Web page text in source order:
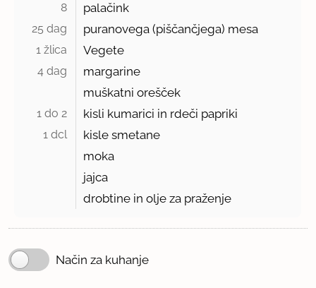
8 palačink
25 dag puranovega (piščančjega) mesa
1 žlica Vegete
4 dag
margarine
muškatni orešček
1 do 2 kisli kumarici in rdeči papriki
1 dcl
kisle smetane
moka
jajca
drobtine in olje za praženje
Način za kuhanje